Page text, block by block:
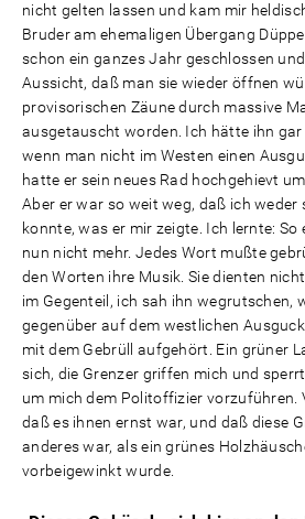
nicht gelten lassen und kam mir
Bruder am ehemaligen Übergang
schon ein ganzes Jahr geschlossen
Aussicht, daß man sie wieder öffnen
provisorischen Zäune durch massive
ausgetauscht worden. Ich hätte ihn gar
wenn man nicht im Westen einen
hatte er sein neues Rad hochgehievt
Aber er war so weit weg, daß ich weder
konnte, was er mir zeigte. Ich lernte: So
nun nicht mehr. Jedes Wort mußte
den Worten ihre Musik. Sie dienten
im Gegenteil, ich sah ihn wegrutschen,
gegenüber auf dem westlichen
mit dem Gebrüll aufgehört. Ein grüner
sich, die Grenzer griffen mich und
um mich dem Politoffizier vorzuführen.
daß es ihnen ernst war, und daß diese
anderes war, als ein grünes
vorbeigewinkt wurde.